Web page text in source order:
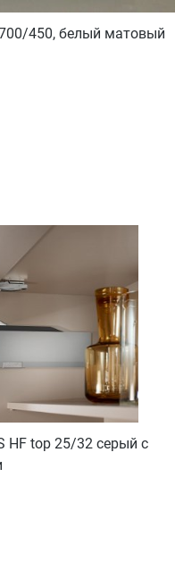
450, белый матовый
HF top 25/32 серый с